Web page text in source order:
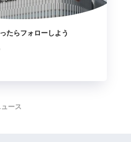
たらフォローしよう
ース